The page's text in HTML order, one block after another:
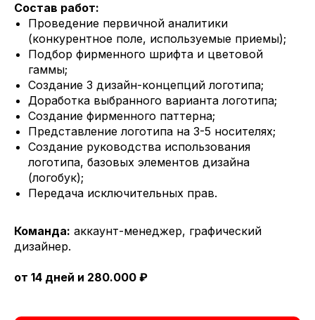
Состав работ:
Проведение первичной аналитики
(конкурентное поле, используемые приемы);
Подбор фирменного шрифта и цветовой
гаммы;
Создание 3 дизайн-концепций логотипа;
Доработка выбранного варианта логотипа;
Создание фирменного паттерна;
Представление логотипа на 3-5 носителях;
Создание руководства использования
логотипа, базовых элементов дизайна
(логобук);
Передача исключительных прав.
Команда: аккаунт-менеджер, графический
дизайнер.
от 14 дней и 280.000 ₽